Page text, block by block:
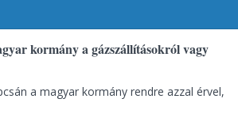
kormány a gázszállításokról vagy
a magyar kormány rendre azzal érvel,